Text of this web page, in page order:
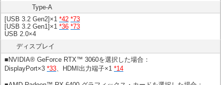
Type-A
[USB 3.2 Gen2]×1 *42 *73
[USB 3.2 Gen1]×1 *36 *73
USB 2.0×4
ディスプレイ
■NVIDIA® GeForce RTX™ 3060を選択した場合：
DisplayPort×3 *33、HDMI出力端子×1 *14